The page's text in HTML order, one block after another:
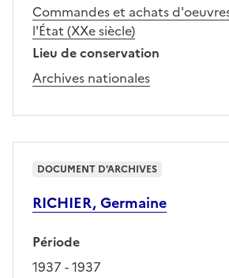
Commandes et achats
l'État (XXe siècle)
Lieu de conservation
Archives nationales
RICHIER, Germaine
Période
1937 - 1937
DOCUMENT D'ARCHIVES